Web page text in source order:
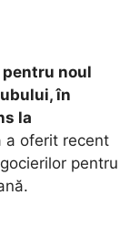
pentru noul
în
la
a oferit recent
pentru